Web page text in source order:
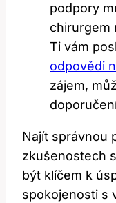
podpory
chirurgem
Ti vám
odpovědi
zájem,
Najít správnou
zkušenostech
být klíčem k
spokojenosti s